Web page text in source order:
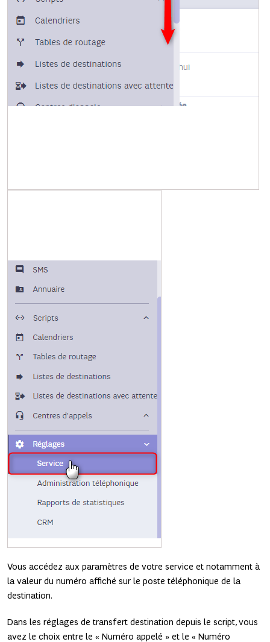
Vous accédez aux paramètres de votre service et notamment à
la valeur du numéro affiché sur le poste téléphonique de la
destination.
Dans les réglages de transfert destination depuis le script, vous
avez le choix entre le « Numéro appelé » et le « Numéro